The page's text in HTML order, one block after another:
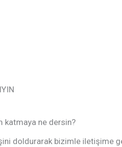
katmaya ne dersin?
doldurarak bizimle iletişime